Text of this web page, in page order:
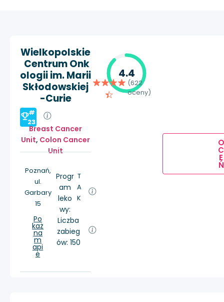
Wielkopolskie
Centrum Onk
ologii im. Marii
Skłodowskiej
-Curie
#
23
Breast Cancer
Unit, Colon Cancer
Unit
Poznań,
ul.
Garbary
15
Po
każ
na
m
api
e
Progr
am
leko
wy:
T
A
K
Liczba
zabieg
ów: 150
4.4
(622
oceny)
O
C
E
Ń